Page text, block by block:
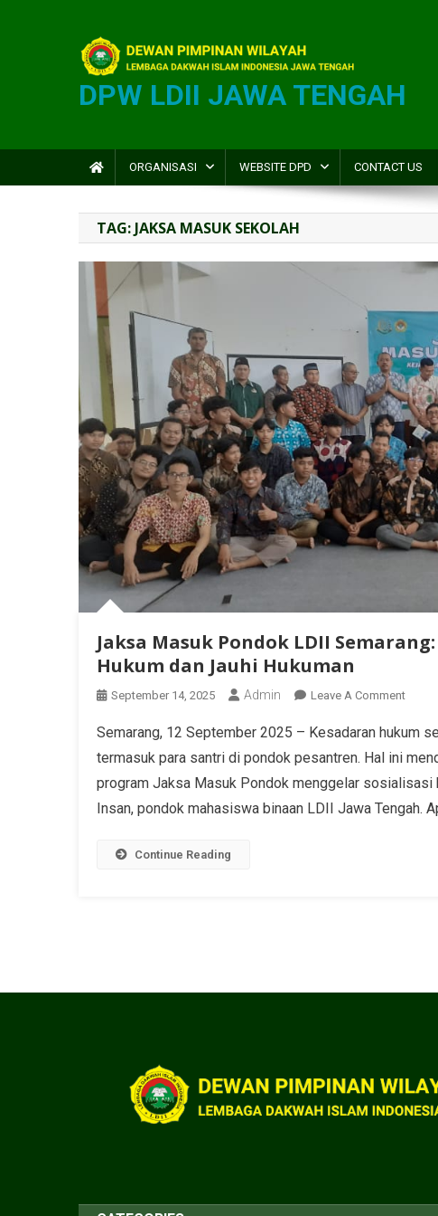
DPW LDII JAWA TENGAH
ORGANISASI WEBSITE DPD CONTACT US
TAG: JAKSA MASUK SEKOLAH
Jaksa Masuk Pondok LDII
Hukum dan Jauhi Hukuman
September 14, 2025 Admin Leave A Comment
Semarang, 12 September 2025 – Kesadaran hukum
termasuk para santri di pondok pesantren. Hal ini
program Jaksa Masuk Pondok menggelar
Insan, pondok mahasiswa binaan LDII Jawa Tengah.
Continue Reading